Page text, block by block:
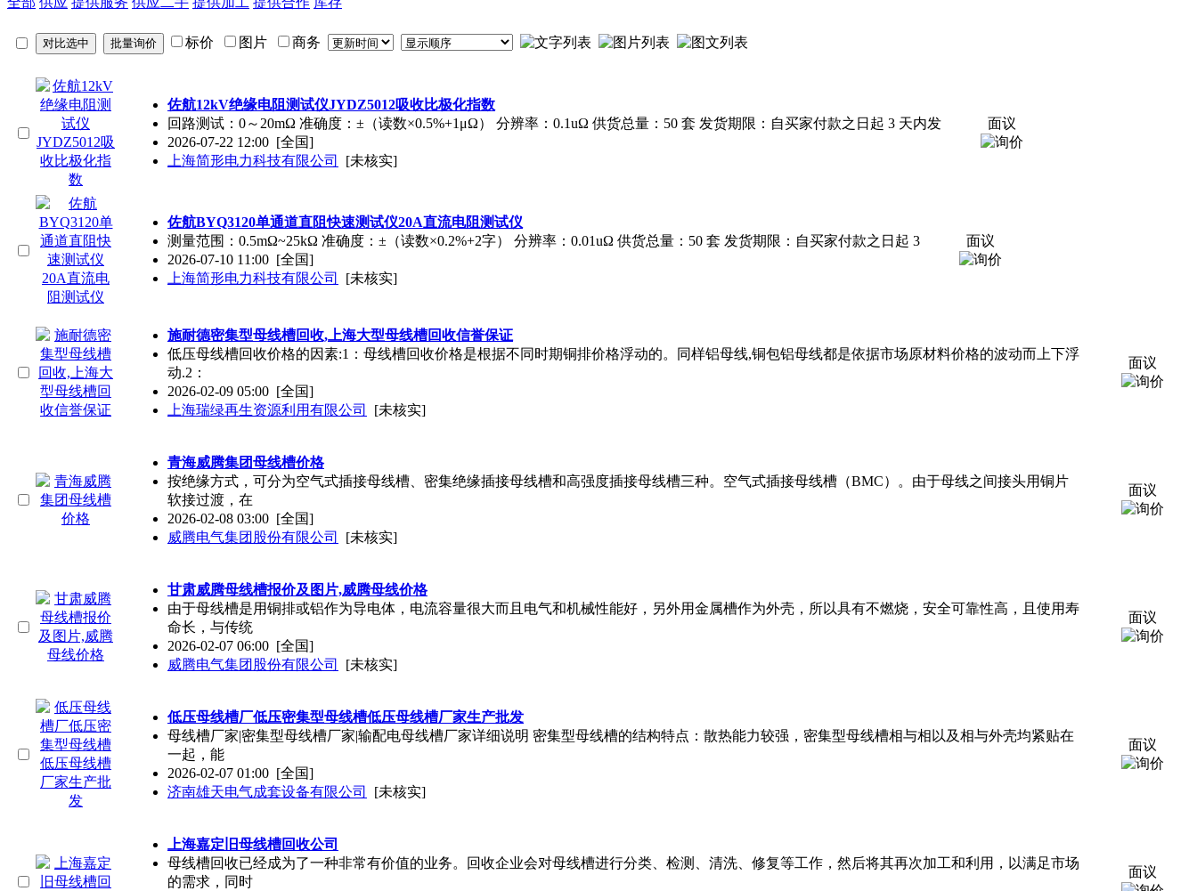
标价 图片 商务
佐航12kV绝缘电阻测试仪JYDZ5012吸收比极化指数
回路测试：0～20mΩ 准确度：±（读数×0.5%+1μΩ） 分辨率：0.1uΩ 供货总量：50 套 发货期限：自买家付款之日起 3 天内发
2026-07-22 12:00 [全国]
上海简形电力科技有限公司
[未核实]
面议
佐航BYQ3120单通道直阻快速测试仪20A直流电阻测试仪
测量范围：0.5mΩ~25kΩ 准确度：±（读数×0.2%+2字） 分辨率：0.01uΩ 供货总量：50 套 发货期限：自买家付款之日起 3
2026-07-10 11:00 [全国]
上海简形电力科技有限公司
[未核实]
面议
施耐德密集型母线槽回收,上海大型母线槽回收信誉保证
低压母线槽回收价格的因素:1：母线槽回收价格是根据不同时期铜排价格浮动的。同样铝母线,铜包铝母线都是依据市场原材料价格的波动而上下浮
动.2：
2026-02-09 05:00 [全国]
上海瑞绿再生资源利用有限公司
[未核实]
面议
青海威腾集团母线槽价格
按绝缘方式，可分为空气式插接母线槽、密集绝缘插接母线槽和高强度插接母线槽三种。空气式插接母线槽（BMC）。由于母线之间接头用铜片
软接过渡，在
2026-02-08 03:00 [全国]
威腾电气集团股份有限公司
[未核实]
面议
甘肃威腾母线槽报价及图片,威腾母线价格
由于母线槽是用铜排或铝作为导电体，电流容量很大而且电气和机械性能好，另外用金属槽作为外壳，所以具有不燃烧，安全可靠性高，且使用寿
命长，与传统
2026-02-07 06:00 [全国]
威腾电气集团股份有限公司
[未核实]
面议
低压母线槽厂低压密集型母线槽低压母线槽厂家生产批发
母线槽厂家|密集型母线槽厂家|输配电母线槽厂家详细说明 密集型母线槽的结构特点：散热能力较强，密集型母线槽相与相以及相与外壳均紧贴在
一起，能
2026-02-07 01:00 [全国]
济南雄天电气成套设备有限公司
[未核实]
面议
上海嘉定旧母线槽回收公司
母线槽回收已经成为了一种非常有价值的业务。回收企业会对母线槽进行分类、检测、清洗、修复等工作，然后将其再次加工和利用，以满足市场
的需求，同时
面议